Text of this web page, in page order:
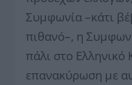
Συμφωνία –κάτι
πιθανό–, η
πάλι στο Ελληνικό
επανακύρωση με